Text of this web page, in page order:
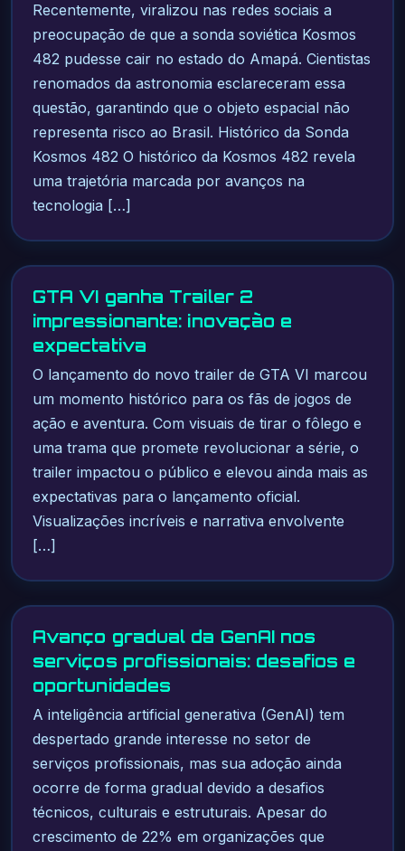
Recentemente, viralizou nas redes sociais a
preocupação de que a sonda soviética Kosmos
482 pudesse cair no estado do Amapá. Cientistas
renomados da astronomia esclareceram essa
questão, garantindo que o objeto espacial não
representa risco ao Brasil. Histórico da Sonda
Kosmos 482 O histórico da Kosmos 482 revela
uma trajetória marcada por avanços na
tecnologia […]
GTA VI ganha Trailer 2
impressionante: inovação e
expectativa
O lançamento do novo trailer de GTA VI marcou
um momento histórico para os fãs de jogos de
ação e aventura. Com visuais de tirar o fôlego e
uma trama que promete revolucionar a série, o
trailer impactou o público e elevou ainda mais as
expectativas para o lançamento oficial.
Visualizações incríveis e narrativa envolvente
[…]
Avanço gradual da GenAI nos
serviços profissionais: desafios e
oportunidades
A inteligência artificial generativa (GenAI) tem
despertado grande interesse no setor de
serviços profissionais, mas sua adoção ainda
ocorre de forma gradual devido a desafios
técnicos, culturais e estruturais. Apesar do
crescimento de 22% em organizações que